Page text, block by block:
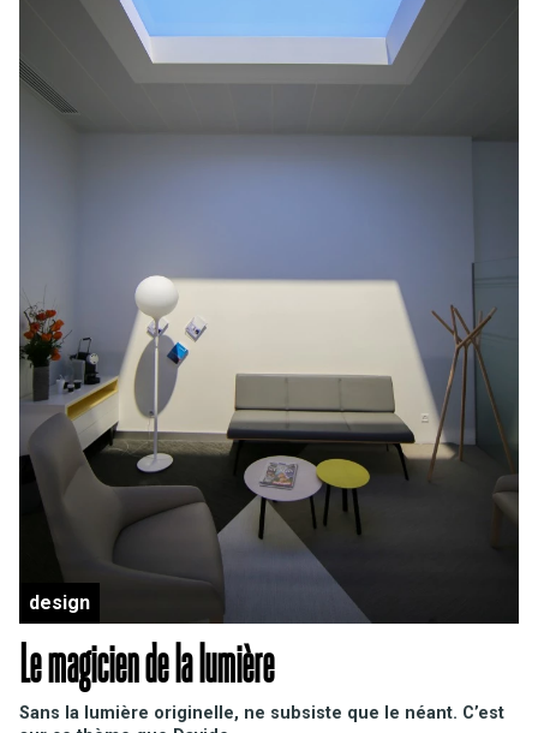
design
Le magicien de la lumière
Sans la lumière originelle, ne subsiste que le néant. C’est